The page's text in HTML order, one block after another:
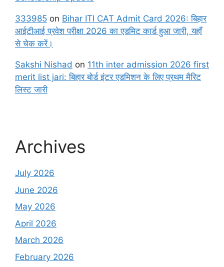
333985 on Bihar ITI CAT Admit Card 2026: बिहार
आईटीआई प्रवेश परीक्षा 2026 का एडमिट कार्ड हुआ जारी, यहाँ
से चेक करें।
Sakshi Nishad on 11th inter admission 2026 first
merit list jari: बिहार बोर्ड इंटर एडमिशन के लिए प्रथम मैरिट
लिस्ट जारी
Archives
July 2026
June 2026
May 2026
April 2026
March 2026
February 2026